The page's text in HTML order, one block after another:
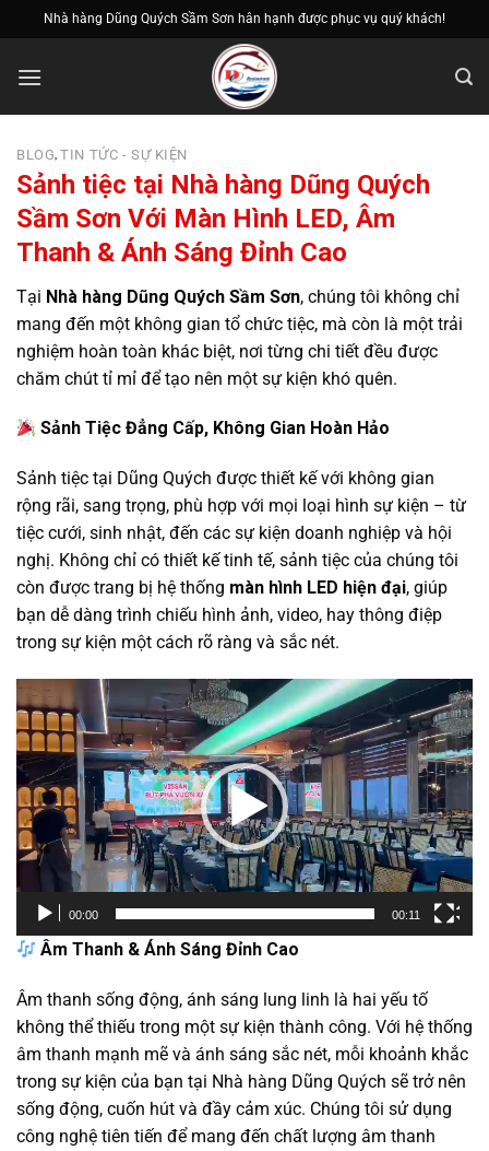
qua
nội
Nhà hàng Dũng Quých Sầm Sơn hân hạnh được phục vụ quý khách!
BLOG,TIN TỨC - SỰ KIỆN
Sảnh tiệc tại Nhà hàng Dũng Quých
Sầm Sơn Với Màn Hình LED, Âm
Thanh & Ánh Sáng Đỉnh Cao
Tại Nhà hàng Dũng Quých Sầm Sơn, chúng tôi không chỉ
mang đến một không gian tổ chức tiệc, mà còn là một trải
nghiệm hoàn toàn khác biệt, nơi từng chi tiết đều được
chăm chút tỉ mỉ để tạo nên một sự kiện khó quên.
Sảnh Tiệc Đẳng Cấp, Không Gian Hoàn Hảo
Sảnh tiệc tại Dũng Quých được thiết kế với không gian
rộng rãi, sang trọng, phù hợp với mọi loại hình sự kiện – từ
tiệc cưới, sinh nhật, đến các sự kiện doanh nghiệp và hội
nghị. Không chỉ có thiết kế tinh tế, sảnh tiệc của chúng tôi
còn được trang bị hệ thống màn hình LED hiện đại, giúp
bạn dễ dàng trình chiếu hình ảnh, video, hay thông điệp
trong sự kiện một cách rõ ràng và sắc nét.
Trình
chơi
Video
00:00 00:11
Âm Thanh & Ánh Sáng Đỉnh Cao
Âm thanh sống động, ánh sáng lung linh là hai yếu tố
không thể thiếu trong một sự kiện thành công. Với hệ thống
âm thanh mạnh mẽ và ánh sáng sắc nét, mỗi khoảnh khắc
trong sự kiện của bạn tại Nhà hàng Dũng Quých sẽ trở nên
sống động, cuốn hút và đầy cảm xúc. Chúng tôi sử dụng
công nghệ tiên tiến để mang đến chất lượng âm thanh